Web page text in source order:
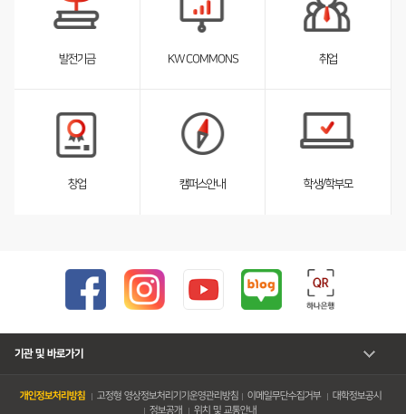
발전기금 KW COMMONS
스
트
침
취업
창업
브
리
스
트
침
캠퍼스안내
브
리
스
침
학생/학부모
기관 및 바로가기
개인정보처리방침 고정형 영상정보처리기기운영관리방침 이메일무단수집거부
대학정보공시
정보공개
위치 및 교통안내